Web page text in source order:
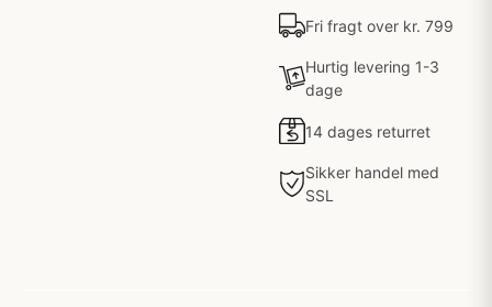
Fri fragt over kr. 799
Hurtig levering 1-3
dage
14 dages returret
Sikker handel med
SSL